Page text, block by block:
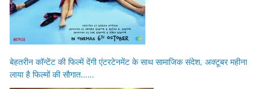
बेहतरीन कॉन्टेंट की फिल्में देंगी एंटरटेनमेंट के साथ सामाजिक संदेश, अक्टूबर महीना
लाया है फिल्मों की सौगात……